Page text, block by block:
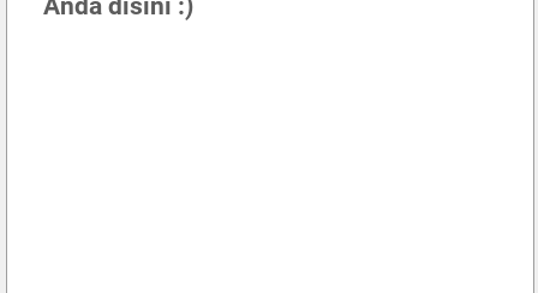
Anda disini :)